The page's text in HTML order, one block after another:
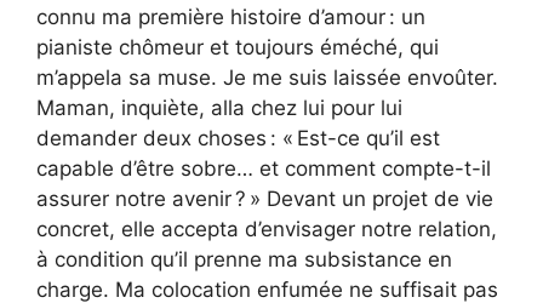
connu ma première histoire d’amour : un
pianiste chômeur et toujours éméché, qui
m’appela sa muse. Je me suis laissée envoûter.
Maman, inquiète, alla chez lui pour lui
demander deux choses : « Est-ce qu’il est
capable d’être sobre… et comment compte-t-il
assurer notre avenir ? » Devant un projet de vie
concret, elle accepta d’envisager notre relation,
à condition qu’il prenne ma subsistance en
charge. Ma colocation enfumée ne suffisait pas